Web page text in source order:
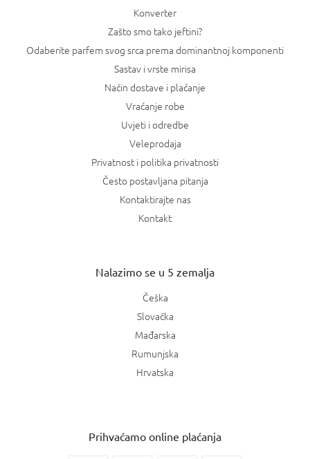
Konverter
Zašto smo tako jeftini?
Odaberite parfem svog srca prema dominantnoj komponenti
Sastav i vrste mirisa
Način dostave i plaćanje
Vraćanje robe
Uvjeti i odredbe
Veleprodaja
Privatnost i politika privatnosti
Često postavljana pitanja
Kontaktirajte nas
Kontakt
Nalazimo se u 5 zemalja
Češka
Slovačka
Mađarska
Rumunjska
Hrvatska
Prihvaćamo online plaćanja